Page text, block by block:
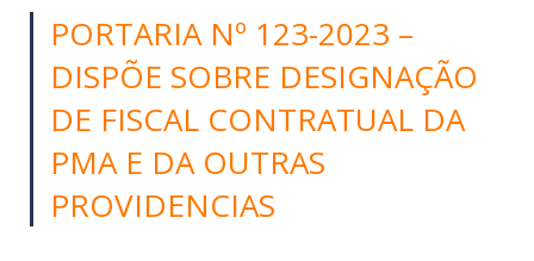
PORTARIA Nº 123-2023 –
DISPÕE SOBRE DESIGNAÇÃO
DE FISCAL CONTRATUAL DA
PMA E DA OUTRAS
PROVIDENCIAS